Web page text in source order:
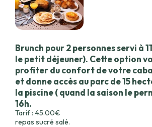
Brunch pour 2 personnes servi à
le petit déjeuner). Cette option
profiter du confort de votre
et donne accès au parc de 15
la piscine ( quand la saison le
16h.
Tarif : 45.00€
repas sucré salé.